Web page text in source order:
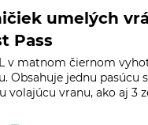
umelých
Pass
v matnom čiernom
Obsahuje jednu pasúcu
volajúcu vranu, ako aj 3